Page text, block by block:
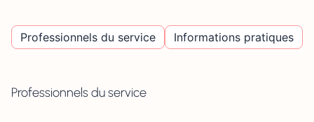
Professionnels du service Informations pratiques
Professionnels du service